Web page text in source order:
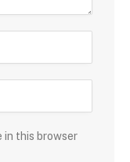
in this browser